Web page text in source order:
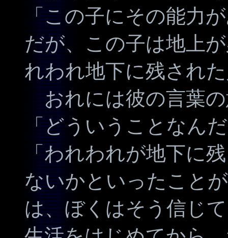
「この子にその能力
だが、この子は地上
れわれ地下に残され
おれには彼の言葉
「どういうことなん
「われわれが地下に
ないかといったこと
は、ぼくはそう信じ